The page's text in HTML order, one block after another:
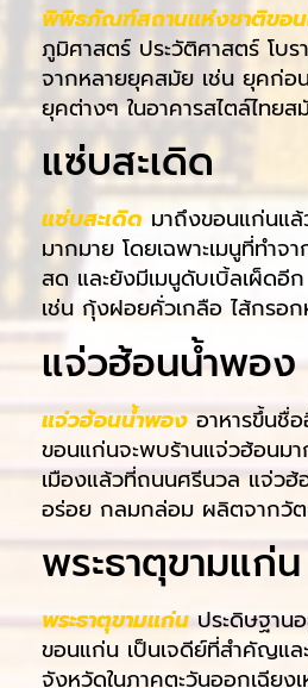
พิพิธภัณฑ์สถานแห่งชาติขอ
ภูมิศาสตร์ ประวัติศาสตร์ โ
จากหลายยุคสมัย เช่น ยุคก่
ยุคต่างๆ ในอาคารสไตล์ไทย
แซ่บสะเดิด
แซ่บสะเดิด มาถึงขอนแก่นแล้
มากมาย โดยเฉพาะเมนูที่ทำ
สด และยังมีเมนูดับเบิ้ลเผ็ดอี
เช่น กุ้งฝอยคั่วเกลือ ไส้กรอ
แจ่วฮ้อนน้ำพอง
แจ่วฮ้อนน้ำพอง อาหารขึ้นชื่
ขอนแก่นจะพบร้านแจ่วฮ้อนม
เมืองแล้วที่ถนนศรีนวล แจ่วฮ้
อร่อย กลมกล่อม ผลิตจากวัต
พระธาตุขามแก่น
พระธาตุขามแก่นประดิษฐาน
ขอนแก่น เป็นเจดีย์ที่สำคัญแล
จังหวัดในภาคตะวันออกเฉีย